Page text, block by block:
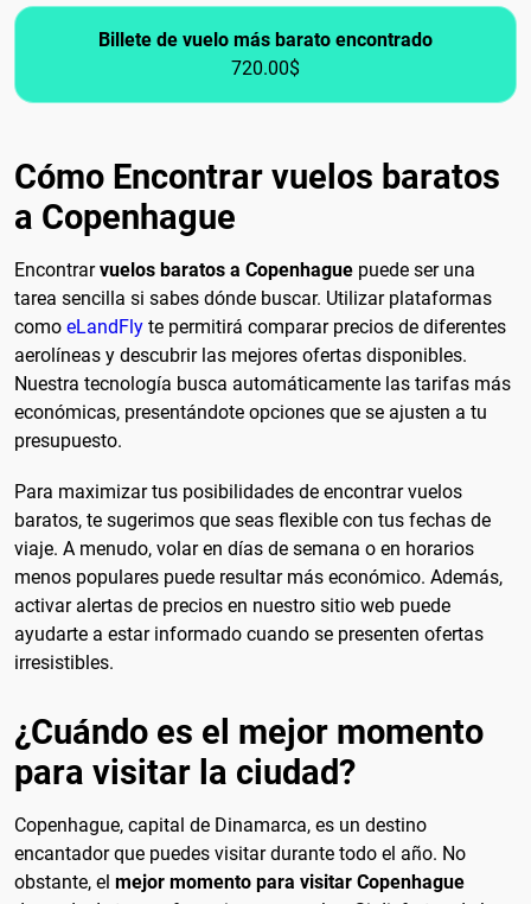
Billete de vuelo más barato encontrado
720.00$
Cómo Encontrar vuelos baratos
a Copenhague
Encontrarvuelos baratos a Copenhague puede ser una
tarea sencilla si sabes dónde buscar. Utilizar plataformas
como eLandFly te permitirá comparar precios de diferentes
aerolíneas y descubrir las mejores ofertas disponibles.
Nuestra tecnología busca automáticamente las tarifas más
económicas, presentándote opciones que se ajusten a tu
presupuesto.
Para maximizar tus posibilidades de encontrar vuelos
baratos, te sugerimos que seas flexible con tus fechas de
viaje. A menudo, volar en días de semana o en horarios
menos populares puede resultar más económico. Además,
activar alertas de precios en nuestro sitio web puede
ayudarte a estar informado cuando se presenten ofertas
irresistibles.
¿Cuándo es el mejor momento
para visitar la ciudad?
Copenhague, capital de Dinamarca, es un destino
encantador que puedes visitar durante todo el año. No
obstante, el mejor momento para visitar Copenhague